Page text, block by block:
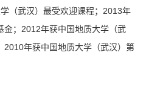
（武汉）最受欢迎课程；2013年
金；2012年获中国地质大学（武
年获中国地质大学（武汉）第